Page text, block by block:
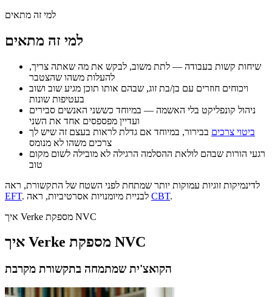
למי זה מתאים
למי זה מתאים
שיחות קשות בעבודה — לתת משוב, לבקש את מה שאתה צריך,
להעלות משהו שהצטבר
ויכוחים חוזרים עם בן/בת זוג, שבהם אותו תוכן מגיע שוב ושוב
בעטיפות שונות
ניהול קונפליקט בלי האשמה — במיוחד כששני האנשים סבירים
ועדיין מפספסים אחד את השני
ביטוי צרכים בבירור, במיוחד אם גדלת לראות בעצם זה שיש לך
צרכים משהו לא מנומס
רגעי הורות שבהם לולאת ההסלמה הרגילה לא מובילה לשום מקום
טוב
לדינמיקות זוגיות עמוקות יותר שמתחת לפני השטח של התקשורת, ראה
EFT
CBT.
איך Verke מספקת NVC
איך Verke מספקת NVC
הקואצ'ית שמתמחה בתקשורת מקרבת